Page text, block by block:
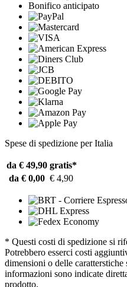
Bonifico anticipato
Spese di spedizione per Italia
da € 49,90 gratis*
da € 0,00 € 4,90
* Questi costi di spedizione si
Potrebbero esserci costi
dimensioni o delle
informazioni sono indicate
prodotto.